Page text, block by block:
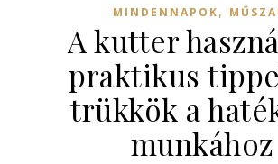
MINDENNAPOK,
A kutter
praktikus
trükkök a
munkához